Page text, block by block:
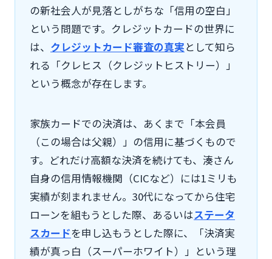
の新社会人が見落としがちな「信用の空白」
という問題です。クレジットカードの世界に
は、 クレジットカード審査の真実として知ら
れる「クレヒス（クレジットヒストリー）」
という概念が存在します。
家族カードでの決済は、あくまで「本会員
（この場合は父親）」の信用に基づくもので
す。どれだけ高額な決済を続けても、湊さん
自身の信用情報機関（CICなど）には1ミリも
実績が刻まれません。30代になってから住宅
ローンを組もうとした際、あるいはステータ
スカードを申し込もうとした際に、「決済実
績が真っ白（スーパーホワイト）」という理